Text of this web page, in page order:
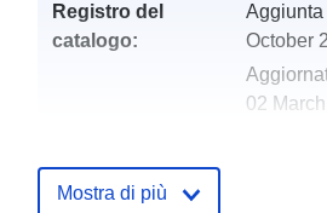
Registro del
catalogo:
Aggiunta
October
02
uriRef:
Mostra di più